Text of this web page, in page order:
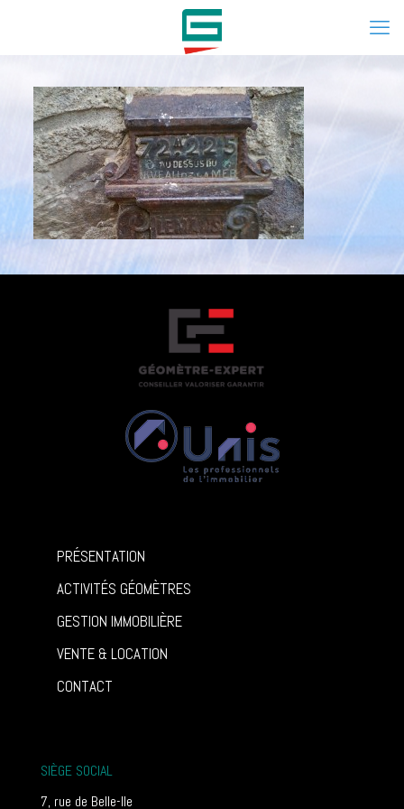
PRÉSENTATION
ACTIVITÉS GÉOMÈTRES
GESTION IMMOBILIÈRE
VENTE & LOCATION
CONTACT
SIÈGE SOCIAL
7, rue de Belle-Ile